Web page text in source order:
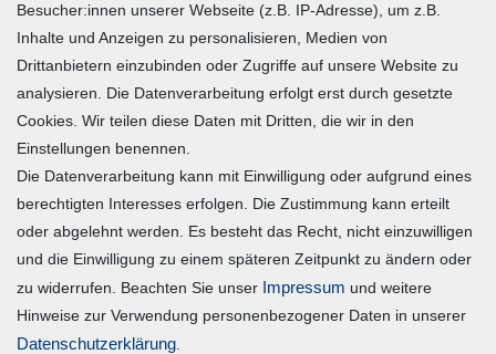
Widerrufsrecht
Warenkorb
Zur Kasse
Mein Konto
Registrieren
Login
Vertrag widerrufen
Unternehmen
Besucher:innen unserer Webseite (z.B. IP-Adresse), um z.B.
Inhalte und Anzeigen zu personalisieren, Medien von
Drittanbietern einzubinden oder Zugriffe auf unsere Website zu
analysieren. Die Datenverarbeitung erfolgt erst durch gesetzte
Cookies. Wir teilen diese Daten mit Dritten, die wir in den
Einstellungen benennen.
Die Datenverarbeitung kann mit Einwilligung oder aufgrund eines
berechtigten Interesses erfolgen. Die Zustimmung kann erteilt
oder abgelehnt werden. Es besteht das Recht, nicht einzuwilligen
und die Einwilligung zu einem späteren Zeitpunkt zu ändern oder
zu widerrufen. Beachten Sie unser Impressum und weitere
Hinweise zur Verwendung personenbezogener Daten in unserer
Daten­schutz­erklärung